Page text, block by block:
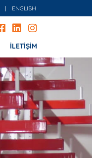
| ENGLISH
İLETİŞİM